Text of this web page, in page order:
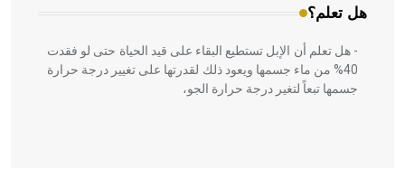
هل تعلم؟
- هل تعلم أن الإبل تستطيع البقاء على قيد الحياة حتى لو فقدت
40% من ماء جسمها ويعود ذلك لقدرتها على تغيير درجة حرارة
جسمها تبعاً لتغير درجة حرارة الجو،